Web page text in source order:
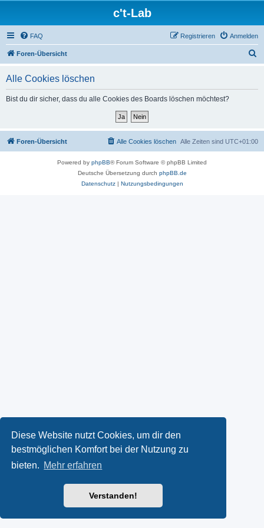
Diese Website nutzt Cookies, um dir den
bestmöglichen Komfort bei der Nutzung zu
bieten. Mehr erfahren
Verstanden!
c't-Lab
FAQ Anmelden
Registrieren
Foren-Übersicht
Alle Cookies löschen
Bist du dir sicher, dass du alle Cookies des Boards löschen möchtest?
Foren-Übersicht Alle Zeiten sind UTC+01:00
Alle Cookies löschen
Powered by phpBB® Forum Software © phpBB Limited
Deutsche Übersetzung durch phpBB.de
Datenschutz| Nutzungsbedingungen